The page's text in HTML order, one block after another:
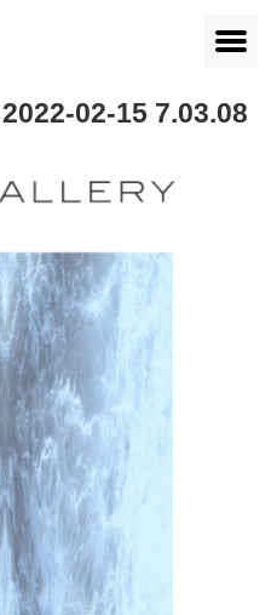
02-15 7.03.08